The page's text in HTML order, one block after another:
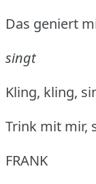
Das geniert
singt
Kling, kling,
Trink mit mir,
FRANK